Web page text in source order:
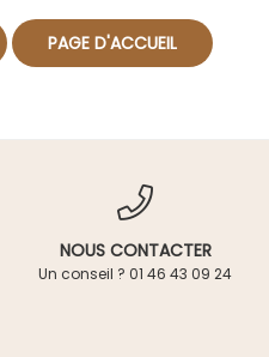
NOUS CONTACTER
Un conseil ? 01 46 43 09 24